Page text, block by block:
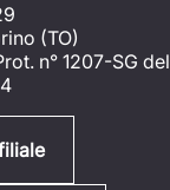
(TO)
n° 1207-SG del